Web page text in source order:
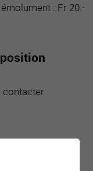
: Fr 20.-
contacter